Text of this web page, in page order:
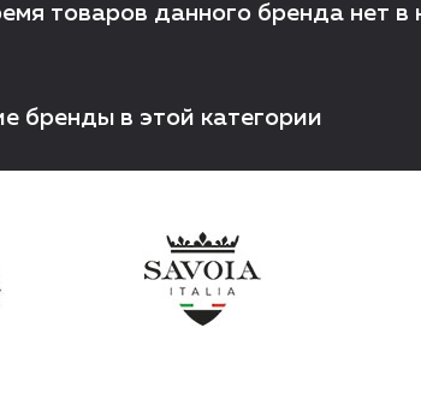
товаров данного бренда нет в
бренды в этой категории